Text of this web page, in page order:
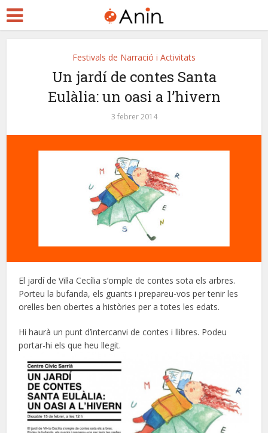
Festivals de Narració i Activitats
Un jardí de contes Santa
Eulàlia: un oasi a l’hivern
3 febrer 2014
El jardí de Vil·la Cecília s’omple de contes sota els arbres.
Porteu la bufanda, els guants i prepareu-vos per tenir les
orelles ben obertes a històries per a totes les edats.
Hi haurà un punt d’intercanvi de contes i llibres. Podeu
portar-hi els que heu llegit.